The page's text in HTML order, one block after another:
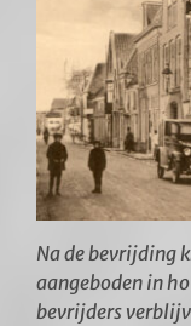
Na de bevrijding
aangeboden in
bevrijders